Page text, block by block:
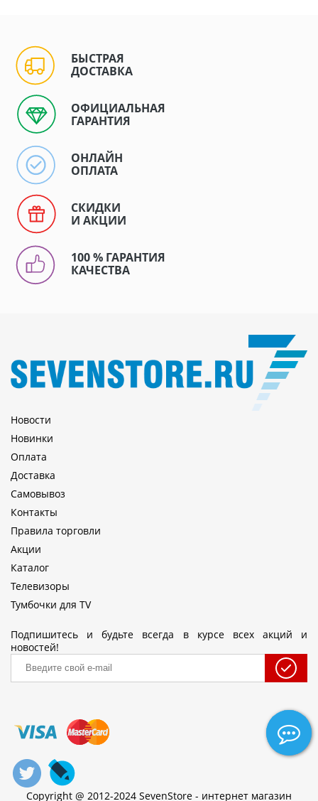
БЫСТРАЯ
ДОСТАВКА
ОФИЦИАЛЬНАЯ
ГАРАНТИЯ
ОНЛАЙН
ОПЛАТА
СКИДКИ
И АКЦИИ
100 % ГАРАНТИЯ
КАЧЕСТВА
Новости
Новинки
Оплата
Доставка
Самовывоз
Контакты
Правила торговли
Акции
Каталог
Телевизоры
Тумбочки для TV
Подпишитесь и будьте всегда в курсе всех акций и
новостей!
Copyright @ 2012-2024 SevenStore - интернет магазин